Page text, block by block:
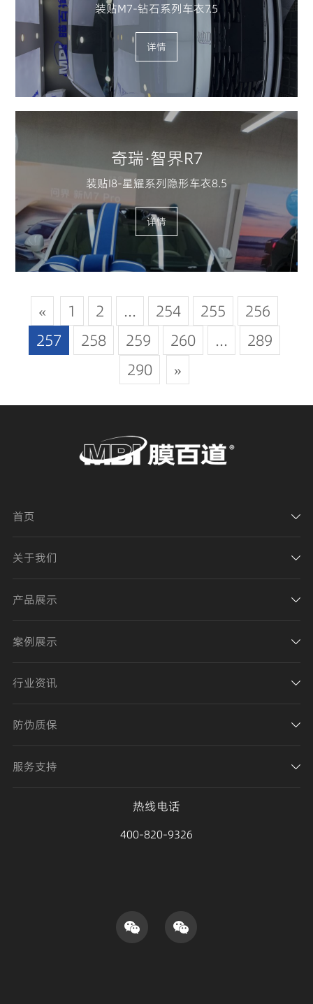
装贴M7-钻石系列车衣7.5
详情
奇瑞·智界R7
装贴I8-星耀系列隐形车衣8.5
详情
« 1 2 ... 254 255
256
257
258 259 260 ...
289
290
»
首页
关于我们
产品展示
案例展示
行业资讯
防伪质保
服务支持
热线电话
400-820-9326